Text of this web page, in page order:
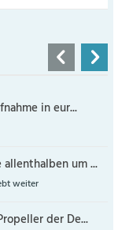
in eur...
um ...
weiter
der De...